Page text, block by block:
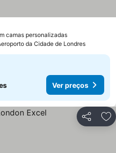
camas personalizadasVer preços
da Cidade de Londres
Ver preços
Partilhar